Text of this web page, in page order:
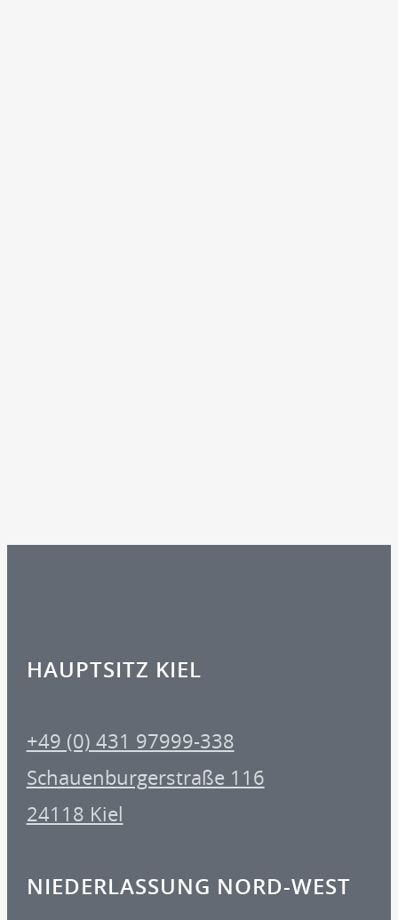
HAUPTSITZ KIEL
+49 (0) 431 97999-338
Schauenburgerstraße 116
24118 Kiel
NIEDERLASSUNG NORD-WEST